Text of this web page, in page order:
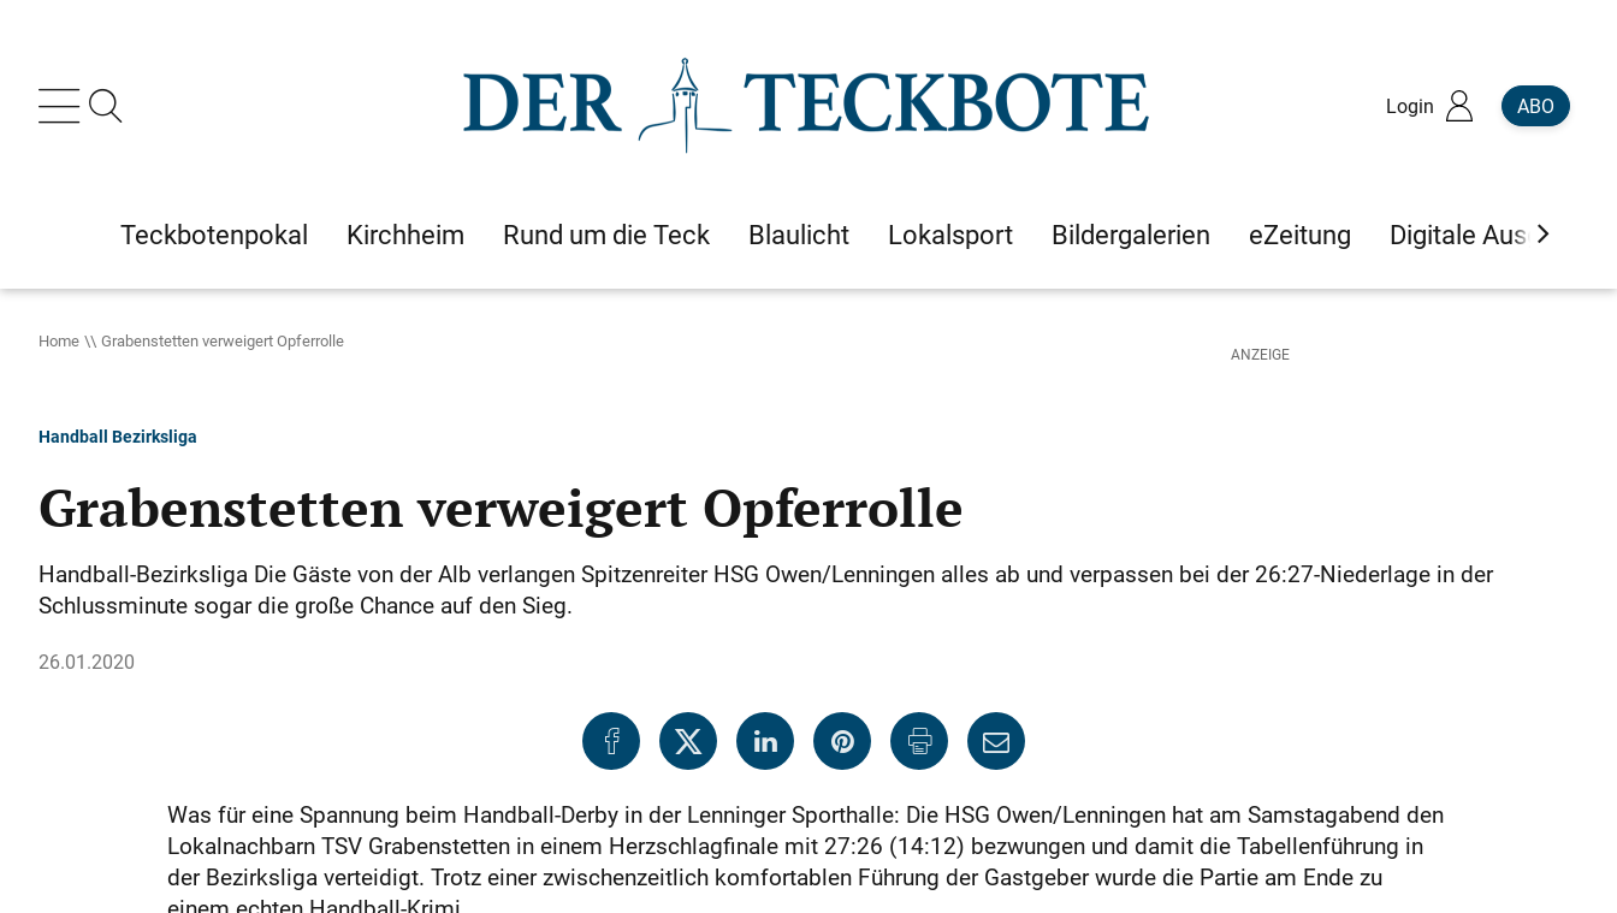
Login ABO
Teckbotenpokal Kirchheim Rund um die Teck Blaulicht Lokalsport Bildergalerien eZeitung Digitale Ausgaben
Home Grabenstetten verweigert Opferrolle
Handball Bezirksliga
Grabenstetten verweigert Opferrolle
Handball-Bezirksliga Die Gäste von der Alb verlangen Spitzenreiter HSG Owen/Lenningen alles ab und verpassen bei der 26:27-Niederlage in der
Schlussminute sogar die große Chance auf den Sieg.
26.01.2020
Was für eine Spannung beim Handball-Derby in der Lenninger Sporthalle: Die HSG Owen/Lenningen hat am Samstagabend den
Lokalnachbarn TSV Grabenstetten in einem Herzschlagfinale mit 27:26 (14:12) bezwungen und damit die Tabellenführung in
der Bezirksliga verteidigt. Trotz einer zwischenzeitlich komfortablen Führung der Gastgeber wurde die Partie am Ende zu